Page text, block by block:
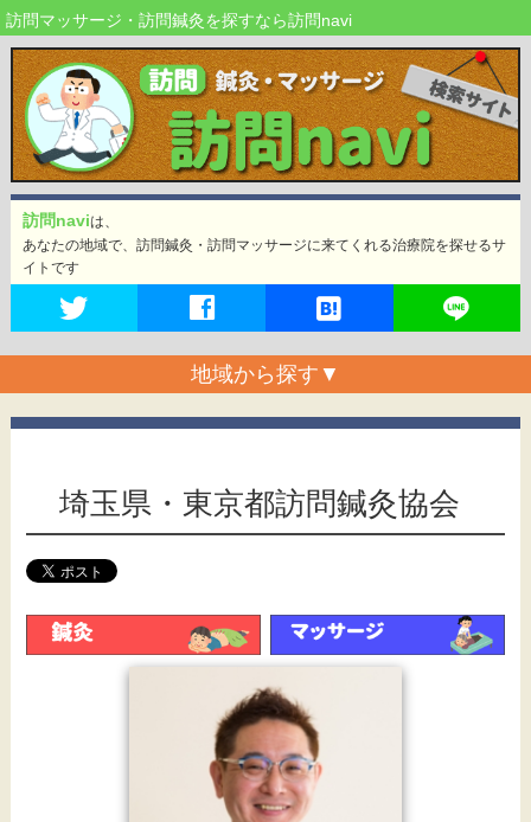
訪問マッサージ・訪問鍼灸を探すなら訪問navi
訪問naviは、
あなたの地域で、訪問鍼灸・訪問マッサージに来てくれる治療院を探せるサ
イトです
地域から探す ▼
埼玉県・東京都訪問鍼灸協会